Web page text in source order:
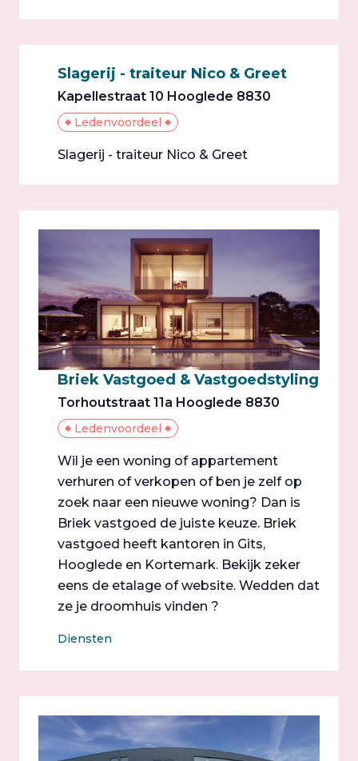
Slagerij - traiteur Nico & Greet
Kapellestraat 10 Hooglede 8830
Ledenvoordeel
Slagerij - traiteur Nico & Greet
Briek Vastgoed & Vastgoedstyling
Torhoutstraat 11a Hooglede 8830
Ledenvoordeel
Wil je een woning of appartement
verhuren of verkopen of ben je zelf op
zoek naar een nieuwe woning? Dan is
Briek vastgoed de juiste keuze. Briek
vastgoed heeft kantoren in Gits,
Hooglede en Kortemark. Bekijk zeker
eens de etalage of website. Wedden dat
ze je droomhuis vinden ?
Diensten